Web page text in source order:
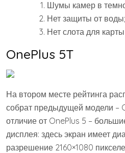
Шумы камер в
Нет защиты от воды;
Нет слота для
OnePlus 5T
На втором месте рейтинга
собрат предыдущей модели –
отличие от OnePlus 5 –
дисплея: здесь экран имеет
разрешение 2160×1080